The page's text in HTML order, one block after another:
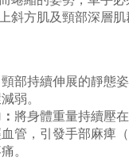
斜方肌及頸部深層肌
頸部持續伸展的靜態
弱。
將身體重量持續壓
管，引發手部麻痺
。